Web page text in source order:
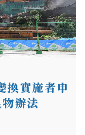
換實施者申
辦法